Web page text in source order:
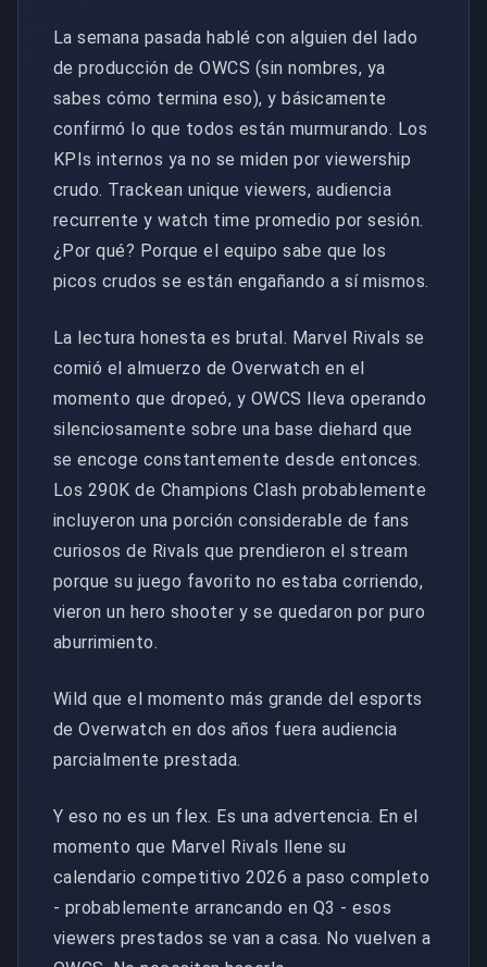
La semana pasada hablé con alguien del lado
de producción de OWCS (sin nombres, ya
sabes cómo termina eso), y básicamente
confirmó lo que todos están murmurando. Los
KPIs internos ya no se miden por viewership
crudo. Trackean unique viewers, audiencia
recurrente y watch time promedio por sesión.
¿Por qué? Porque el equipo sabe que los
picos crudos se están engañando a sí mismos.
La lectura honesta es brutal. Marvel Rivals se
comió el almuerzo de Overwatch en el
momento que dropeó, y OWCS lleva operando
silenciosamente sobre una base diehard que
se encoge constantemente desde entonces.
Los 290K de Champions Clash probablemente
incluyeron una porción considerable de fans
curiosos de Rivals que prendieron el stream
porque su juego favorito no estaba corriendo,
vieron un hero shooter y se quedaron por puro
aburrimiento.
Wild que el momento más grande del esports
de Overwatch en dos años fuera audiencia
parcialmente prestada.
Y eso no es un flex. Es una advertencia. En el
momento que Marvel Rivals llene su
calendario competitivo 2026 a paso completo
- probablemente arrancando en Q3 - esos
viewers prestados se van a casa. No vuelven a